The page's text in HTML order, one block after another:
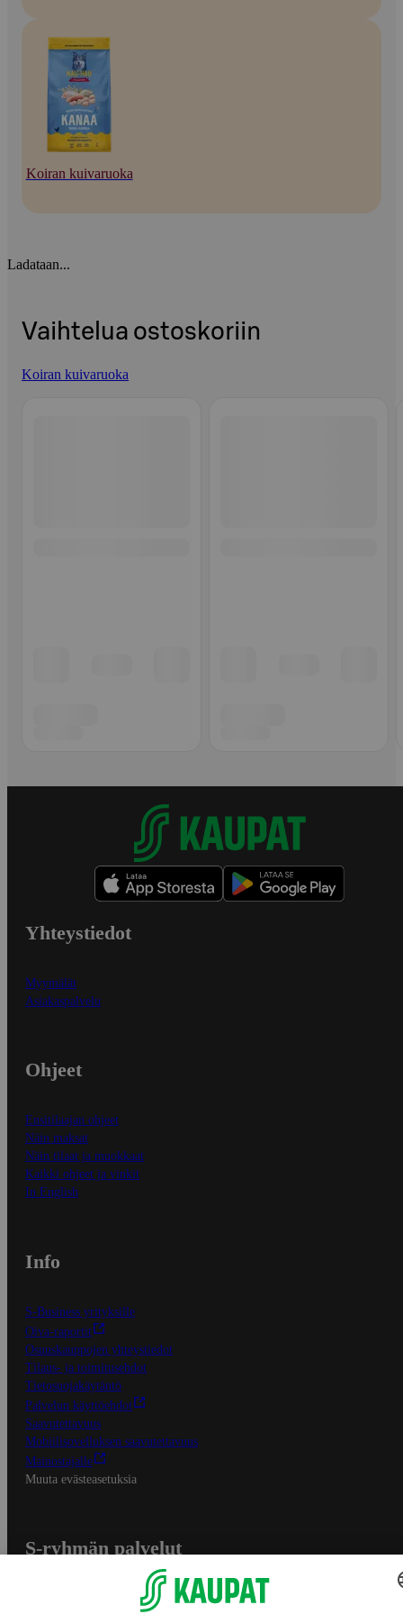
Koiran kuivaruoka
Ladataan...
Vaihtelua ostoskoriin
Koiran kuivaruoka
Yhteystiedot
Myymälät
Asiakaspalvelu
Ohjeet
Ensitilaajan ohjeet
Näin maksat
Näin tilaat ja muokkaat
Kaikki ohjeet ja vinkit
In English
Info
S-Business yrityksille
Oiva-raportit
Osuuskauppojen yhteystiedot
Tilaus- ja toimitusehdot
Tietosuojakäytäntö
Palvelun käyttöehdot
Saavutettavuus
Mobiilisovelluksen saavutettavuus
Mainostajalle
Muuta evästeasetuksia
S-ryhmän palvelut